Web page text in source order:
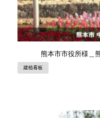
熊本市市役所様＿
建植看板